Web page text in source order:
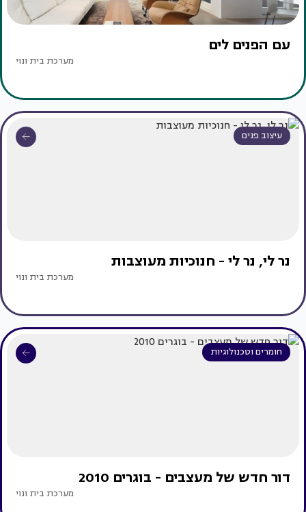
עם הפנים לים
מערכת בית ונוי
עיצוב פנים
נר לי, נר לי - חנוכיות מעוצבות
מערכת בית ונוי
חומרים וטכנולוגיות
דור חדש של מעצבים - בוגרים 2010
מערכת בית ונוי